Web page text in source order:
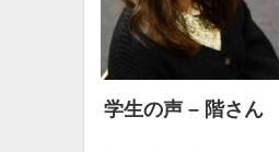
学生の声 – 階さん